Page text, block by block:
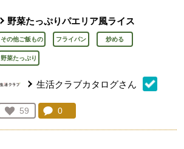
野菜たっぷりパエリア風ライス
その他ご飯もの フライパン 炒める
野菜たっぷり
生活クラブカタログさん
お気に入り登録：
59
人が登録
コメント：
0